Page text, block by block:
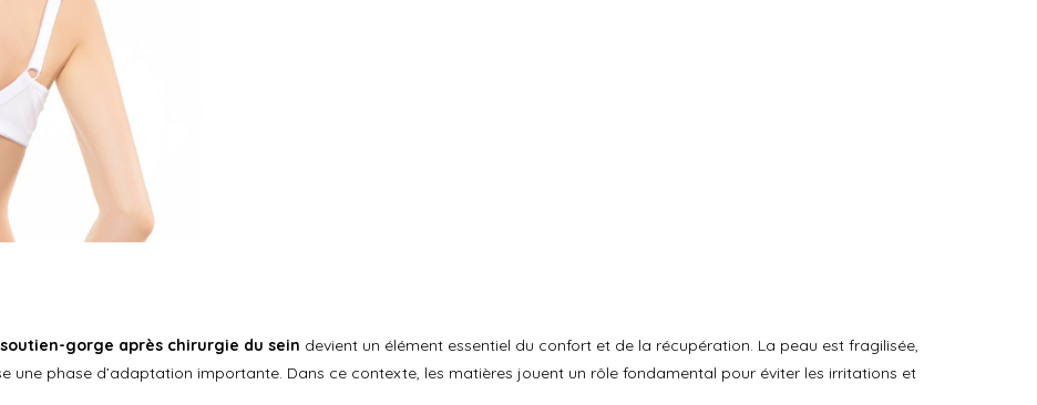
soutien-gorge après chirurgie du sein devient un élément essentiel du confort et de la récupération. La peau est fragilisée,
une phase d’adaptation importante. Dans ce contexte, les matières jouent un rôle fondamental pour éviter les irritations et